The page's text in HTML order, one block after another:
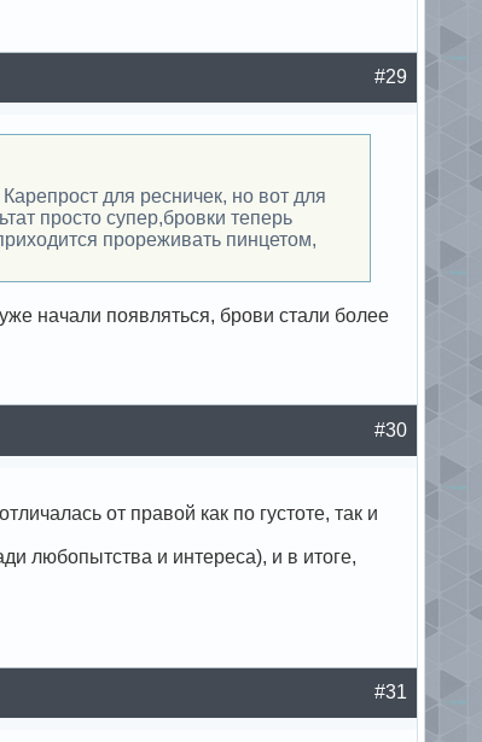
#29
для ресничек, но вот для
просто супер,бровки теперь
прореживать пинцетом,
начали появляться, брови стали более
#30
от правой как по густоте, так и
любопытства и интереса), и в итоге,
#31